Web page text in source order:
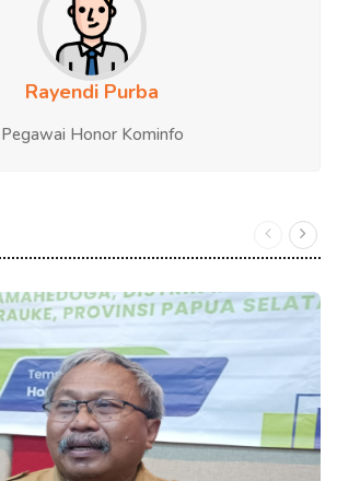
Rayendi Purba
Pegawai Honor Kominfo